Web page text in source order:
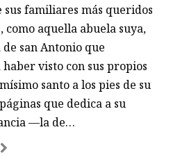
sus familiares más queridos
como aquella abuela suya,
san Antonio que
visto con sus propios
santo a los pies de su
que dedica a su
—la de…